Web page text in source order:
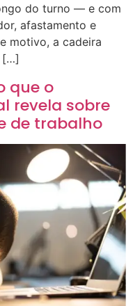
do turno — e com
afastamento e
motivo, a cadeira
[…]
que o
revela sobre
de trabalho